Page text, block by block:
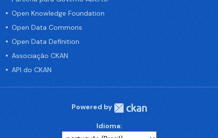
Open Knowledge Foundation
Open Data Commons
Open Data Definition
Associação CKAN
API do CKAN
Powered by
Idioma